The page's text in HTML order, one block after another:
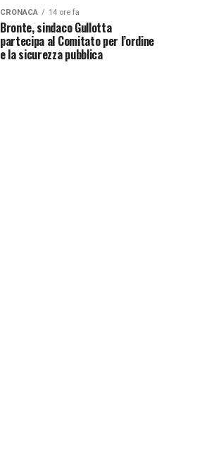
CRONACA 14 ore fa
Bronte, sindaco Gullotta
partecipa al Comitato per l’ordine
e la sicurezza pubblica